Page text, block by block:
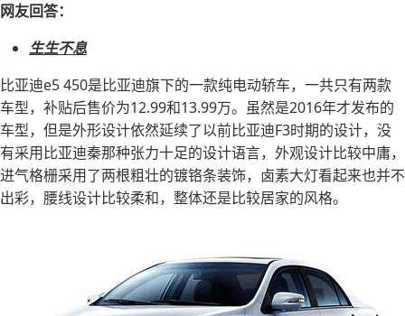
网友回答：
生生不息
比亚迪e5 450是比亚迪旗下的一款纯电动轿车，一共只有两款
车型，补贴后售价为12.99和13.99万。虽然是2016年才发布的
车型，但是外形设计依然延续了以前比亚迪F3时期的设计，没
有采用比亚迪秦那种张力十足的设计语言，外观设计比较中庸，
进气格栅采用了两根粗壮的镀铬条装饰，卤素大灯看起来也并不
出彩，腰线设计比较柔和，整体还是比较居家的风格。